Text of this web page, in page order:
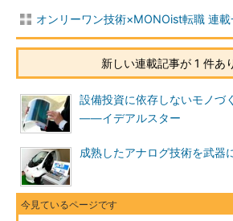
オンリーワン技術×MONOist転職 連載
新しい連載記事が 1 件あ
設備投資に依存しないモノづ
――イデアルスター
成熟したアナログ技術を武